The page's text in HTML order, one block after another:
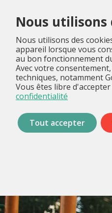
Nous utilisons
Nous utilisons des
appareil lorsque vous
au bon fonctionnement
Avec votre
techniques, notamment
Vous êtes libre
confidentialité
Tout accepter